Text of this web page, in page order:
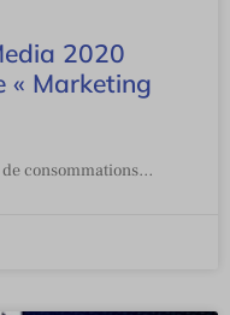
2020
« Marketing
consommations…